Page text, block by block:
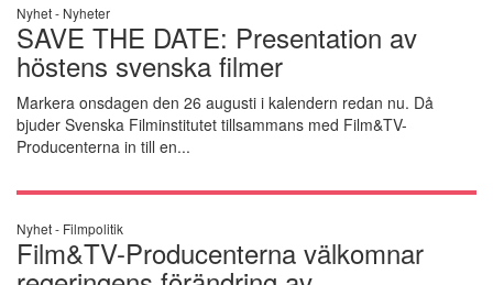
Nyhet - Nyheter
SAVE THE DATE: Presentation av
höstens svenska filmer
Markera onsdagen den 26 augusti i kalendern redan nu. Då
bjuder Svenska Filminstitutet tillsammans med Film&TV-
Producenterna in till en...
Nyhet - Filmpolitik
Film&TV-Producenterna välkomnar